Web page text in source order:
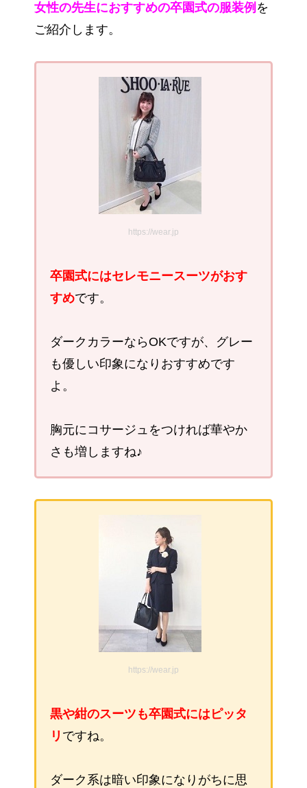
女性の先生におすすめの卒園式の服装例 を
ご紹介します。
https://wear.jp
卒園式にはセレモニースーツがおす
すめです。
ダークカラーならOKですが、グレー
も優しい印象になりおすすめです
よ。
胸元にコサージュをつければ華やか
さも増しますね♪
https://wear.jp
黒や紺のスーツも卒園式にはピッタ
リ ですね。
ダーク系は暗い印象になりがちに思